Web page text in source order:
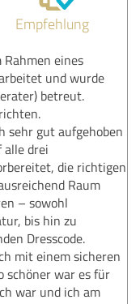
Empfehlung
Rahmen eines
und wurde
betreut.
sehr gut aufgehoben
drei
die richtigen
Raum
– sowohl
bis hin zu
Dresscode.
mit einem sicheren
schöner war es für
war und ich am